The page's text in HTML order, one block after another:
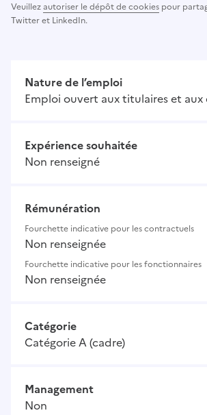
Veuillezautoriser le dépôt de cookies pour
Twitter et LinkedIn.
Nature de l’emploi
Emploi ouvert aux titulaires et
Expérience souhaitée
Non renseigné
Rémunération
Fourchette indicative pour les contractuels
Non renseignée
Fourchette indicative pour les fonctionnaires
Non renseignée
Catégorie
Catégorie A (cadre)
Management
Non